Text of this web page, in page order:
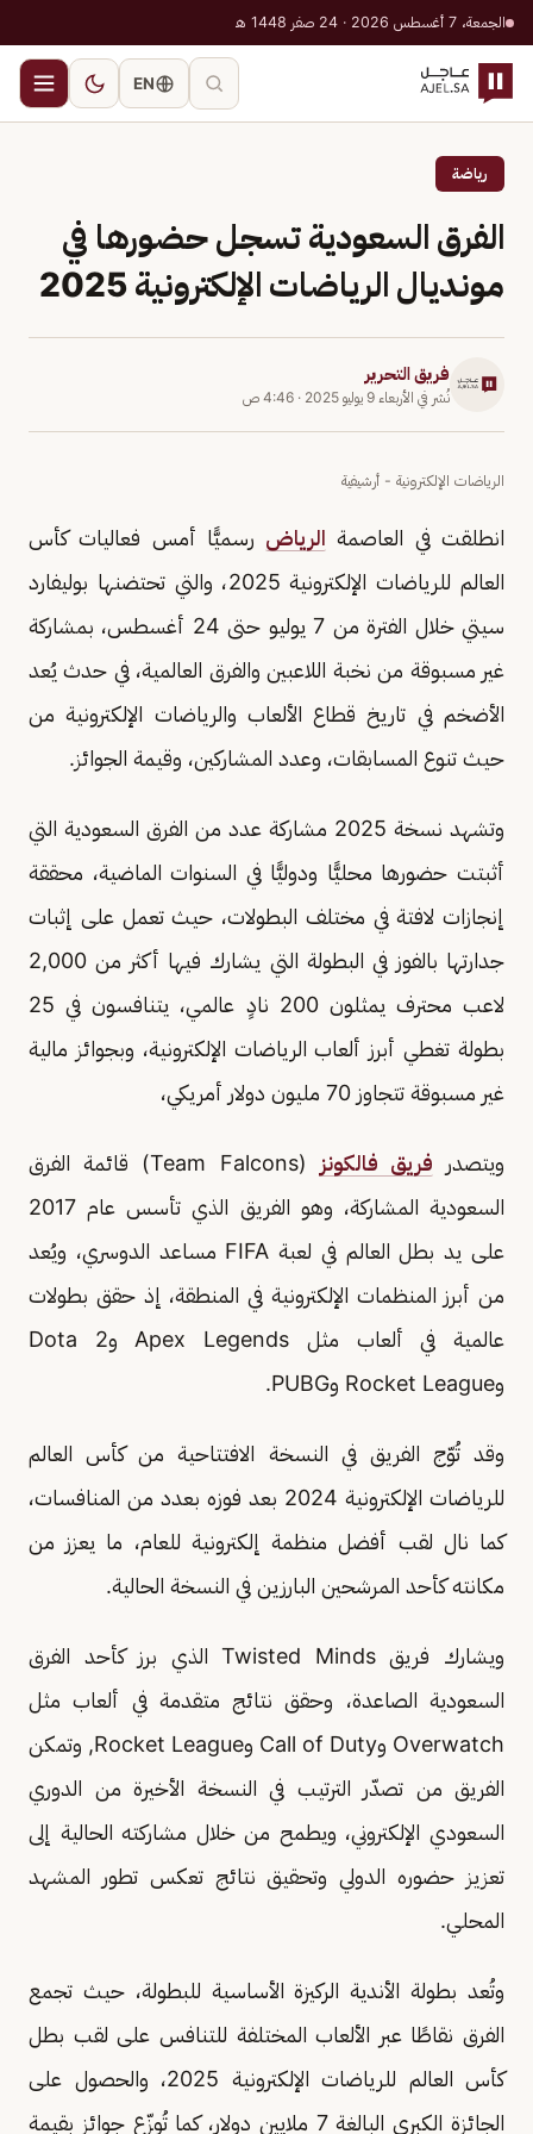
الجمعة، 7 أغسطس 2026 · 24 صفر 1448 هـ
EN
رياضة
الفرق السعودية تسجل حضورها في
مونديال الرياضات الإلكترونية 2025
فريق التحرير
نُشر في الأربعاء 9 يوليو 2025 · 4:46 ص
الرياضات الإلكترونية - أرشيفية
انطلقت في العاصمة الرياض رسميًّا أمس فعاليات كأس
العالم للرياضات الإلكترونية 2025، والتي تحتضنها بوليفارد
سيتي خلال الفترة من 7 يوليو حتى 24 أغسطس، بمشاركة
غير مسبوقة من نخبة اللاعبين والفرق العالمية، في حدث يُعد
الأضخم في تاريخ قطاع الألعاب والرياضات الإلكترونية من
حيث تنوع المسابقات، وعدد المشاركين، وقيمة الجوائز.
وتشهد نسخة 2025 مشاركة عدد من الفرق السعودية التي
أثبتت حضورها محليًّا ودوليًّا في السنوات الماضية، محققة
إنجازات لافتة في مختلف البطولات، حيث تعمل على إثبات
جدارتها بالفوز في البطولة التي يشارك فيها أكثر من 2,000
لاعب محترف يمثلون 200 نادٍ عالمي، يتنافسون في 25
بطولة تغطي أبرز ألعاب الرياضات الإلكترونية، وبجوائز مالية
غير مسبوقة تتجاوز 70 مليون دولار أمريكي،
ويتصدر فريق فالكونز
(Team Falcons) قائمة الفرق
السعودية المشاركة، وهو الفريق الذي تأسس عام 2017
على يد بطل العالم في لعبة FIFA مساعد الدوسري، ويُعد
من أبرز المنظمات الإلكترونية في المنطقة، إذ حقق بطولات
عالمية في ألعاب مثل Apex Legends وDota 2
وRocket League وPUBG.
وقد تُوّج الفريق في النسخة الافتتاحية من كأس العالم
للرياضات الإلكترونية 2024 بعد فوزه بعدد من المنافسات،
كما نال لقب أفضل منظمة إلكترونية للعام، ما يعزز من
مكانته كأحد المرشحين البارزين في النسخة الحالية.
ويشارك فريق Twisted Minds الذي برز كأحد الفرق
السعودية الصاعدة، وحقق نتائج متقدمة في ألعاب مثل
Overwatch وCall of Duty وRocket League, وتمكن
الفريق من تصدّر الترتيب في النسخة الأخيرة من الدوري
السعودي الإلكتروني، ويطمح من خلال مشاركته الحالية إلى
تعزيز حضوره الدولي وتحقيق نتائج تعكس تطور المشهد
المحلي.
وتُعد بطولة الأندية الركيزة الأساسية للبطولة، حيث تجمع
الفرق نقاطًا عبر الألعاب المختلفة للتنافس على لقب بطل
كأس العالم للرياضات الإلكترونية 2025، والحصول على
الجائزة الكبرى البالغة 7 ملايين دولار، كما تُوزّع جوائز بقيمة